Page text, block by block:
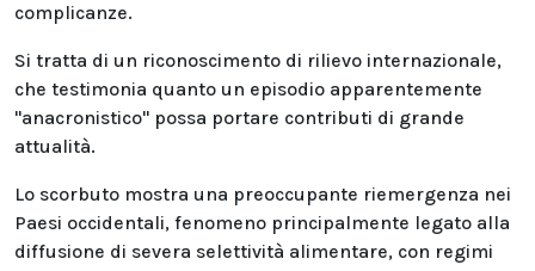
complicanze.
Si tratta di un riconoscimento di rilievo internazionale,
che testimonia quanto un episodio apparentemente
"anacronistico" possa portare contributi di grande
attualità.
Lo scorbuto mostra una preoccupante riemergenza nei
Paesi occidentali, fenomeno principalmente legato alla
diffusione di severa selettività alimentare, con regimi